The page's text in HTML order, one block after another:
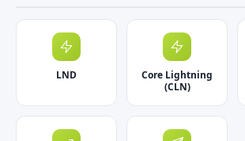
LND
Core Lightning
(CLN)